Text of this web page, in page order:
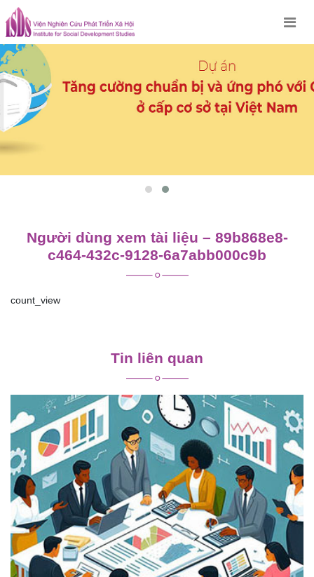
Skip
to
content
Người dùng xem tài liệu – 89b868e8-
c464-432c-9128-6a7abb000c9b
count_view
viết
Tin liên quan